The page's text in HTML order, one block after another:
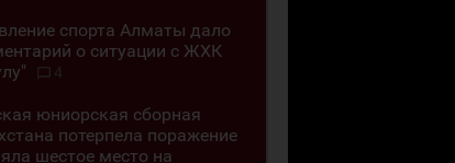
спорта Алматы дало
о ситуации с ЖХК
4
юниорская сборная
потерпела поражение
шестое место на